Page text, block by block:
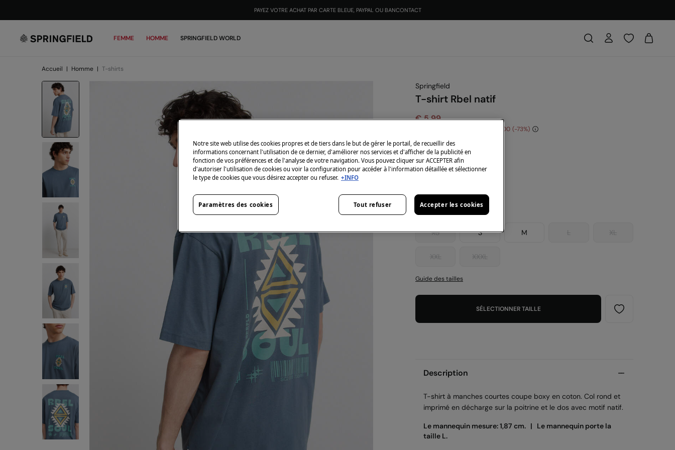
PAYEZ VOTRE ACHAT PAR CARTE BLEUE, PAYPAL OU BANCONTACT
FEMME HOMME SPRINGFIELD WORLD
Accueil | Homme | T-shirts
Springfield
T-shirt Rbel natif
€ 5,99
€ 16,00 73
-10% | CODE: 10EXTRA
Coloris:bleu
Taille:
XS S M L XL
XXL XXXL
Guide des tailles
SÉLECTIONNER TAILLE
Description
T-shirt à manches courtes coupe boxy en coton. Col rond et
imprimé en décharge sur la poitrine et le dos avec motif natif.
Le mannequin mesure: 1,87 cm. | Le mannequin porte la
taille L.
Notre site web utilise des cookies propres et de tiers dans le but de gérer le portail, de recueillir des
informations concernant l'utilisation de ce dernier, d'améliorer nos services et d'afficher de la publicité en
fonction de vos préférences et de l'analyse de votre navigation. Vous pouvez cliquer sur ACCEPTER afin
d'autoriser l'utilisation de cookies ou voir la configuration pour accéder à l'information détaillée et sélectionner
le type de cookies que vous désirez accepter ou refuser. +INFO
Tout refuser Accepter les cookies
Paramètres des cookies